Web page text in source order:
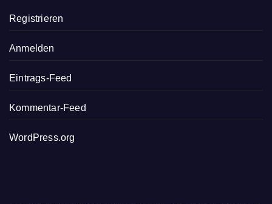
Registrieren
Anmelden
Eintrags-Feed
Kommentar-Feed
WordPress.org